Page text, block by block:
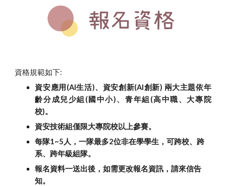
資格規範如下:
資安應用(AI生活)、資安創新(AI創新) 兩大主題依年
齡分成兒少組(國中小)、青年組(高中職、大專院
校)。
資安技術組僅限大專院校以上參賽。
每隊1~5人，一隊最多2位非在學學生，可跨校、跨
系、跨年級組隊。
報名資料一送出後，如需更改報名資訊，請來信告
知。